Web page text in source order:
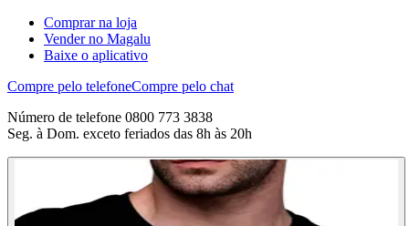
Comprar na loja
Vender no Magalu
Baixe o aplicativo
Compre pelo telefoneCompre pelo chat
Número de telefone 0800 773 3838
Seg. à Dom. exceto feriados das 8h às 20h